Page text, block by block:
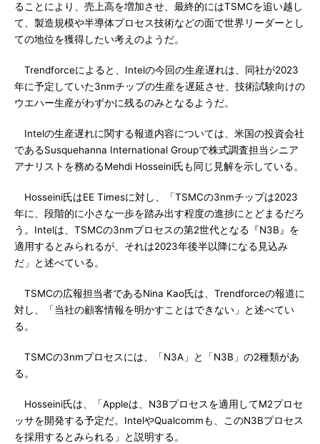
ることにより、売上高を増加させ、最終的にはTSMCを追い越し
て、製造規模や半導体プロセス技術などの面で世界リーダーとし
ての地位を獲得したい考えのようだ。
Trendforceによると、Intelの今回の生産遅れは、同社が2023
年に予定していた3nmチップの生産を遅延させ、技術試験向けの
ウエハー生産がわずかに残るのみとなるようだ。
Intelの生産遅れに関する報道内容については、米国の投資会社
であるSusquehanna International Groupで株式調査担当シニア
アナリストを務めるMehdi Hosseini氏も同じ見解を示している。
Hosseini氏はEE Timesに対し、「TSMCの3nmチップは2023
年に、段階的に小さな一歩を踏み出す程度の進捗にとどまるだろ
う。Intelは、TSMCの3nmプロセスの第2世代となる『N3B』を
適用するとみられるが、それは2023年後半以降になる見込み
だ」と述べている。
TSMCの広報担当者であるNina Kao氏は、Trendforceの報道に
対し、「当社の顧客情報を明かすことはできない」と述べてい
る。
TSMCの3nmプロセスには、「N3A」と「N3B」の2種類があ
る。
Hosseini氏は、「Appleは、N3Bプロセスを適用してM2プロセ
ッサを開発する予定だ。IntelやQualcommも、このN3Bプロセス
を採用するとみられる」と説明する。